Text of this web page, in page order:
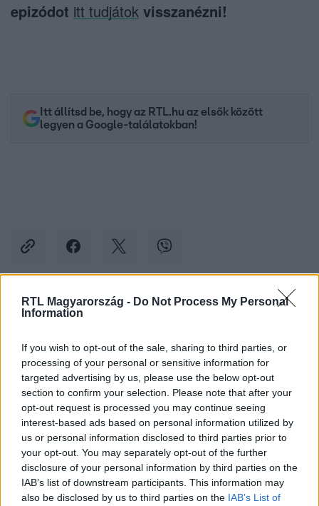
RTL Magyarország - Do Not Process My Personal
Information
If you wish to opt-out of the sale, sharing to third parties, or
processing of your personal or sensitive information for
targeted advertising by us, please use the below opt-out
section to confirm your selection. Please note that after your
opt-out request is processed you may continue seeing
interest-based ads based on personal information utilized by
us or personal information disclosed to third parties prior to
your opt-out. You may separately opt-out of the further
disclosure of your personal information by third parties on the
IAB’s list of downstream participants. This information may
also be disclosed by us to third parties on the IAB’s List of
epizódot itt tudjátok visszanézni!
Itt állítsd be, hogy az RTL.hu az elsők között
legyen a Google-találatokban!
Kövess minket, és értesülj a friss hírekről a
Követem
DRÁGA ÖRÖKÖSÖK ÖKÖRAPÁTI #RTL
#RTL KLUB